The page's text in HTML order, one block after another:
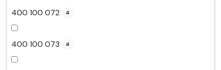
400 100 072 4
400 100 073 4